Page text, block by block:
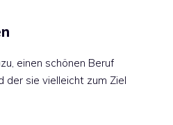
einen schönen Beruf
der sie vielleicht zum Ziel